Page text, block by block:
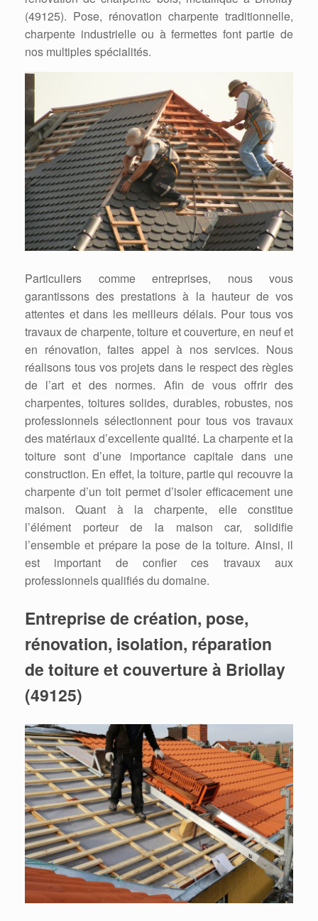
(49125). Pose, rénovation charpente traditionnelle,
charpente industrielle ou à fermettes font partie de
nos multiples spécialités.
Particuliers comme entreprises, nous vous
garantissons des prestations à la hauteur de vos
attentes et dans les meilleurs délais. Pour tous vos
travaux de charpente, toiture et couverture, en neuf et
en rénovation, faites appel à nos services. Nous
réalisons tous vos projets dans le respect des règles
de l’art et des normes. Afin de vous offrir des
charpentes, toitures solides, durables, robustes, nos
professionnels sélectionnent pour tous vos travaux
des matériaux d’excellente qualité. La charpente et la
toiture sont d’une importance capitale dans une
construction. En effet, la toiture, partie qui recouvre la
charpente d’un toit permet d’isoler efficacement une
maison. Quant à la charpente, elle constitue
l’élément porteur de la maison car, solidifie
l’ensemble et prépare la pose de la toiture. Ainsi, il
est important de confier ces travaux aux
professionnels qualifiés du domaine.
Entreprise de création, pose,
rénovation, isolation, réparation
de toiture et couverture à Briollay
(49125)